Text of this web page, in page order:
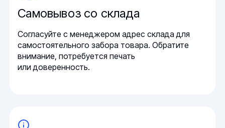
Самовывоз со склада
Согласуйте с менеджером адрес склада для
самостоятельного забора товара. Обратите
внимание, потребуется печать
или доверенность.